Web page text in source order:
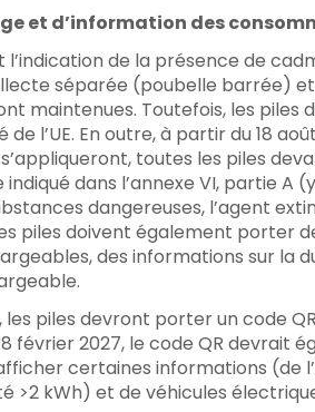
et d’information des
de la présence de
séparée (poubelle barrée)
maintenues. Toutefois, les piles
l’UE. En outre, à partir du 18
toutes les piles
dans l’annexe VI, partie A
dangereuses, l’agent
piles doivent également porter
des informations sur la
les piles devront porter un code
février 2027, le code QR devrait
certaines informations (de
>2 kWh) et de véhicules